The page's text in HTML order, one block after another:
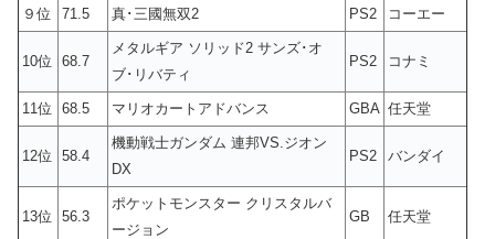
９位 71.5 真･三國無双2 PS2 コーエー
10位 68.7
メタルギア ソリッド2 サンズ･オ
ブ･リバティ
PS2 コナミ
11位 68.5 マリオカートアドバンス GBA 任天堂
12位 58.4
機動戦士ガンダム 連邦VS.ジオン
DX
PS2 バンダイ
13位 56.3
ポケットモンスター クリスタルバ
ージョン
GB 任天堂